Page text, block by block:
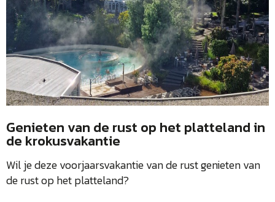
Genieten van de rust op het platteland in
de krokusvakantie
Wil je deze voorjaarsvakantie van de rust genieten van
de rust op het platteland?